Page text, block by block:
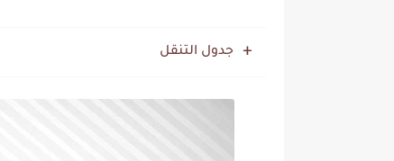
جدول التنقل